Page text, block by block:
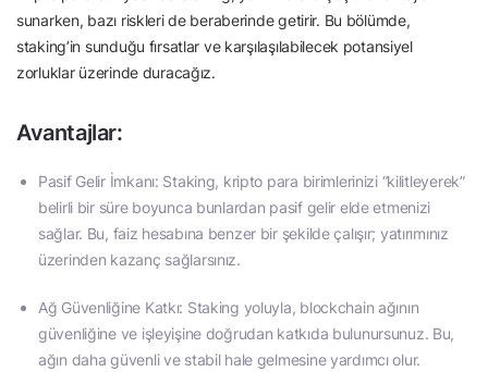
sunarken, bazı riskleri de beraberinde getirir. Bu bölümde,
staking’in sunduğu fırsatlar ve karşılaşılabilecek potansiyel
zorluklar üzerinde duracağız.
Avantajlar:
Pasif Gelir İmkanı: Staking, kripto para birimlerinizi “kilitleyerek”
belirli bir süre boyunca bunlardan pasif gelir elde etmenizi
sağlar. Bu, faiz hesabına benzer bir şekilde çalışır; yatırımınız
üzerinden kazanç sağlarsınız.
Ağ Güvenliğine Katkı: Staking yoluyla, blockchain ağının
güvenliğine ve işleyişine doğrudan katkıda bulunursunuz. Bu,
ağın daha güvenli ve stabil hale gelmesine yardımcı olur.